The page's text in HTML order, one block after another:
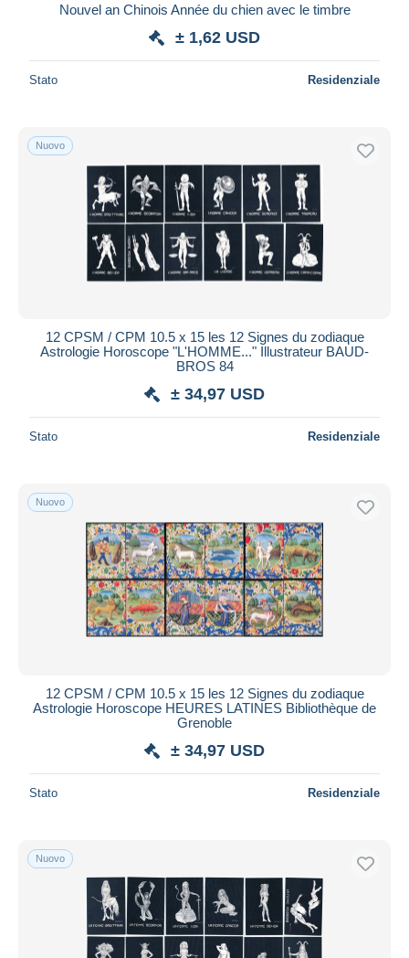
Nouvel an Chinois Année du chien avec le timbre
± 1,62 USD
Stato Residenziale
Nuovo
12 CPSM / CPM 10.5 x 15 les 12 Signes du zodiaque
Astrologie Horoscope "L'HOMME..." Illustrateur BAUD-
BROS 84
± 34,97 USD
Stato Residenziale
Nuovo
12 CPSM / CPM 10.5 x 15 les 12 Signes du zodiaque
Astrologie Horoscope HEURES LATINES Bibliothèque de
Grenoble
± 34,97 USD
Stato Residenziale
Nuovo